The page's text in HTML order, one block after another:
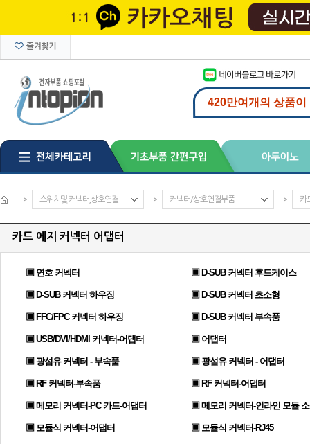
> 스위치및 커넥터,상호연결 > 커넥터/상호연결부품 > 카
카드 에지 커넥터 어댑터
▣ 연호 커넥터 ▣ D-SUB 커넥터 후드케이스
▣ D-SUB 커넥터 하우징 ▣ D-SUB 커넥터 초소형
▣ FFC/FPC 커넥터 하우징 ▣ D-SUB 커넥터 부속품
▣ USB/DVI/HDMI 커넥터-어댑터 ▣ 어댑터
▣ 광섬유 커넥터 - 부속품 ▣ 광섬유 커넥터 - 어댑터
▣ RF 커넥터-부속품 ▣ RF 커넥터-어댑터
▣ 메모리 커넥터-PC 카드-어댑터 ▣ 메모리 커넥터-인라인 모듈
▣ 모듈식 커넥터-어댑터 ▣ 모듈식 커넥터-RJ45